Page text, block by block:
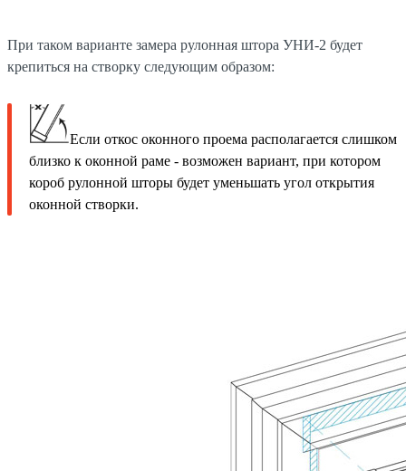
При таком варианте замера рулонная штора УНИ-2 будет
крепиться на створку следующим образом:
Если откос оконного проема располагается слишком
близко к оконной раме - возможен вариант, при котором
короб рулонной шторы будет уменьшать угол открытия
оконной створки.